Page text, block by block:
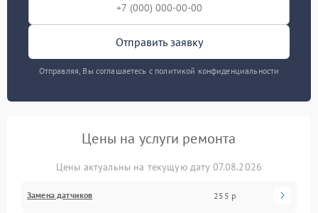
Отправить заявку
Отправляя, Вы соглашаетесь с политикой конфиденциальности
Цены на услуги ремонта
Цены актуальны на текущую дату 07.08.2026
Замена датчиков 255 р